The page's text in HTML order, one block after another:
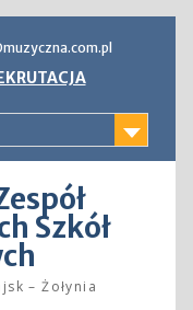
Szkół
– Żołynia